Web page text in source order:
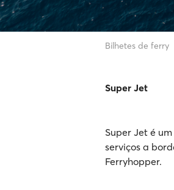
Bilhetes de ferry
Super Jet
Super Jet é
serviços a
Ferryhopper.